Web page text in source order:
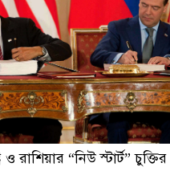
ও রাশিয়ার “নিউ স্টার্ট”